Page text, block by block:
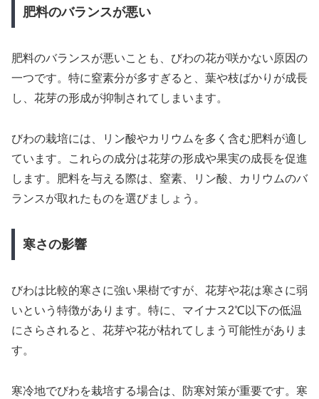
肥料のバランスが悪い
肥料のバランスが悪いことも、びわの花が咲かない原因の
一つです。特に窒素分が多すぎると、葉や枝ばかりが成長
し、花芽の形成が抑制されてしまいます。
びわの栽培には、リン酸やカリウムを多く含む肥料が適し
ています。これらの成分は花芽の形成や果実の成長を促進
します。肥料を与える際は、窒素、リン酸、カリウムのバ
ランスが取れたものを選びましょう。
寒さの影響
びわは比較的寒さに強い果樹ですが、花芽や花は寒さに弱
いという特徴があります。特に、マイナス2℃以下の低温
にさらされると、花芽や花が枯れてしまう可能性がありま
す。
寒冷地でびわを栽培する場合は、防寒対策が重要です。寒